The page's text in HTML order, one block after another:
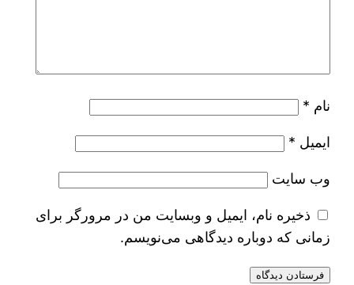
نام *
ایمیل *
وب‌ سایت
ذخیره نام، ایمیل و وبسایت من در مرورگر برای
زمانی که دوباره دیدگاهی می‌نویسم.